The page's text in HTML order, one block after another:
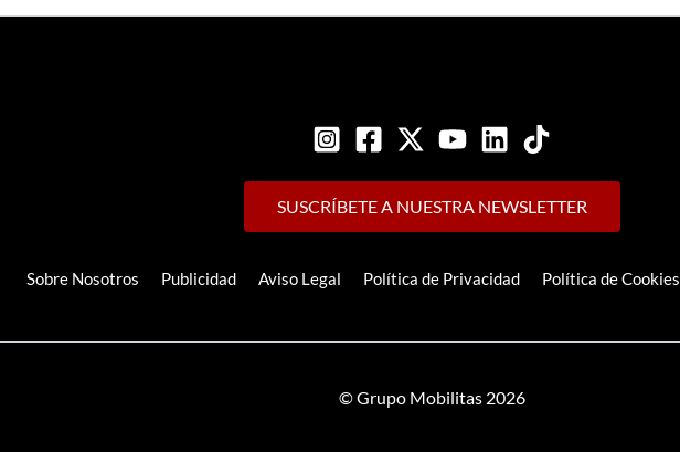
SUSCRÍBETE A NUESTRA NEWSLETTER
Sobre Nosotros Publicidad Aviso Legal Política de Privacidad Política de Cookies
© Grupo Mobilitas 2026